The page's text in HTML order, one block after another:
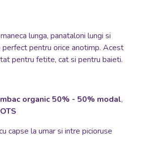
lunga, panataloni lungi si
perfect pentru orice anotimp. Acest
pentru fetite, cat si pentru baieti.
organic 50% - 50% modal,
capse la umar si intre picioruse